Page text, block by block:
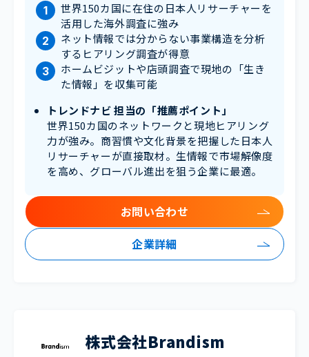
世界150カ国に在住の日本人リサーチャーを
活用した海外調査に強み
ネット情報では分からない事業構造を分析
するヒアリング調査が得意
ホームビジットや店頭調査で現地の「生き
た情報」を収集可能
トレンドナビ 担当の「推薦ポイント」
世界150カ国のネットワークと現地ヒアリング
力が強み。商習慣や文化背景を把握した日本人
リサーチャーが直接取材。生情報で市場解像度
を高め、グローバル進出を狙う企業に最適。
企業詳細
お問い合わせ
株式会社Brandism